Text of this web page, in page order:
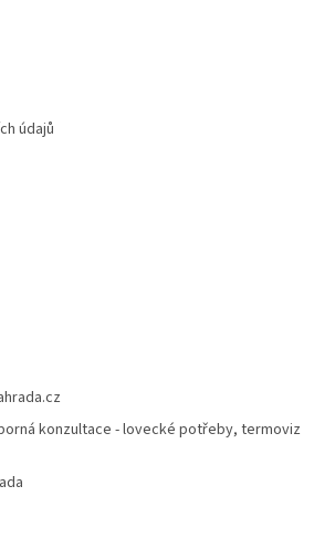
údajů
konzultace - lovecké potřeby, termoviz